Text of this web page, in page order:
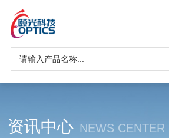
资讯中心 NEWS CENTER